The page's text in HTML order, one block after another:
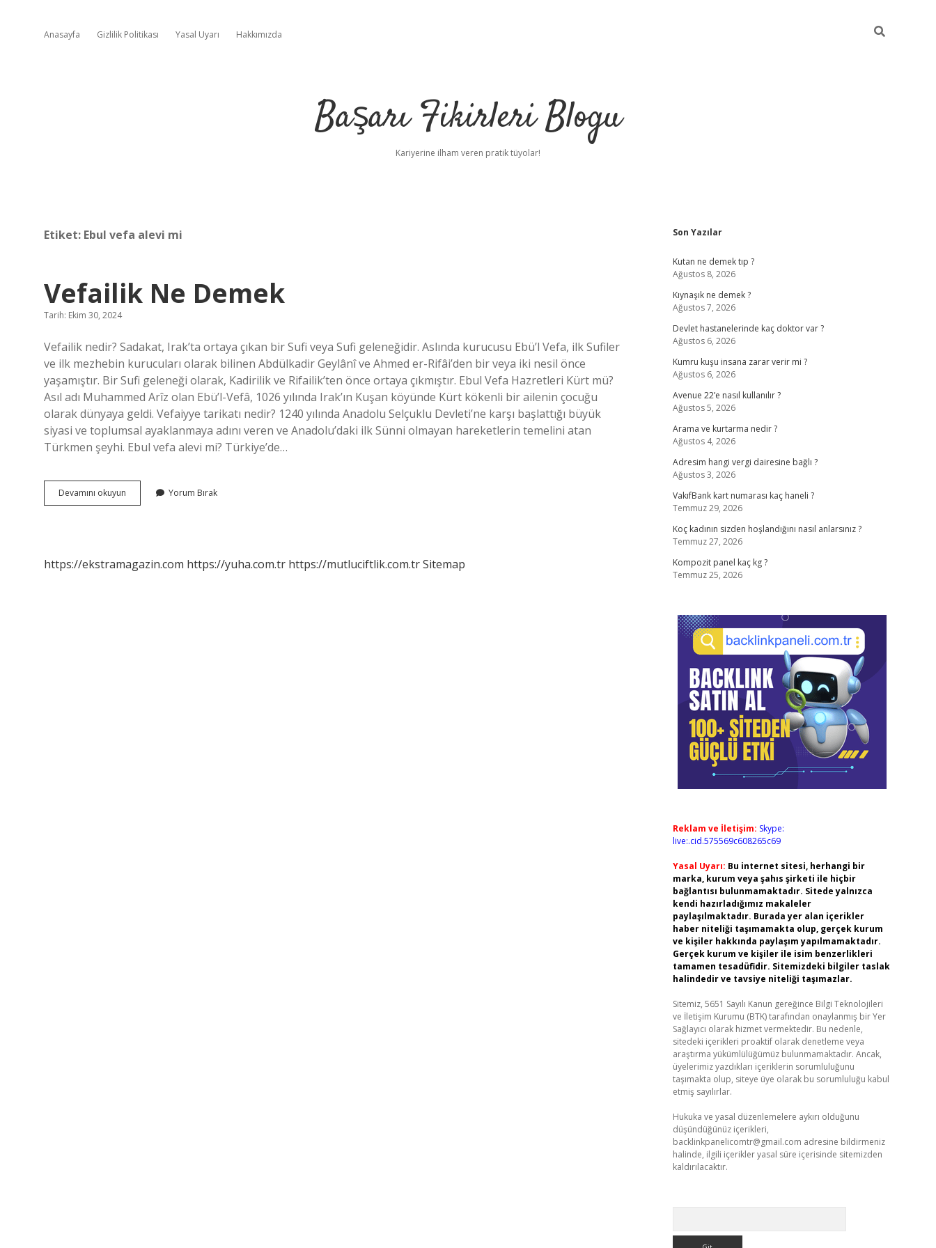
Anasayfa Gizlilik Politikası Yasal Uyarı Hakkımızda
Başarı Fikirleri Blogu
Kariyerine ilham veren pratik tüyolar!
Etiket: Ebul vefa alevi mi
Vefailik Ne Demek
Tarih: Ekim 30, 2024
Vefailik nedir? Sadakat, Irak’ta ortaya çıkan bir Sufi veya Sufi geleneğidir. Aslında kurucusu Ebü’l Vefa, ilk Sufiler
ve ilk mezhebin kurucuları olarak bilinen Abdülkadir Geylânî ve Ahmed er-Rifâi’den bir veya iki nesil önce
yaşamıştır. Bir Sufi geleneği olarak, Kadirilik ve Rifailik’ten önce ortaya çıkmıştır. Ebul Vefa Hazretleri Kürt mü?
Asıl adı Muhammed Arîz olan Ebü’l-Vefâ, 1026 yılında Irak’ın Kuşan köyünde Kürt kökenli bir ailenin çocuğu
olarak dünyaya geldi. Vefaiyye tarikatı nedir? 1240 yılında Anadolu Selçuklu Devleti’ne karşı başlattığı büyük
siyasi ve toplumsal ayaklanmaya adını veren ve Anadolu’daki ilk Sünni olmayan hareketlerin temelini atan
Türkmen şeyhi. Ebul vefa alevi mi? Türkiye’de…
Devamını okuyun
Ne
Yorum Bırak
https://ekstramagazin.com https://yuha.com.tr https://mutluciftlik.com.trSitemap
Sidebar
Son Yazılar
Kutan ne demek tıp ?
Ağustos 8, 2026
Kıynaşık ne demek ?
Ağustos 7, 2026
Devlet hastanelerinde kaç doktor var ?
Ağustos 6, 2026
Kumru kuşu insana zarar verir mi ?
Ağustos 6, 2026
Avenue 22’e nasıl kullanılır ?
Ağustos 5, 2026
Arama ve kurtarma nedir ?
Ağustos 4, 2026
Adresim hangi vergi dairesine bağlı ?
Ağustos 3, 2026
VakıfBank kart numarası kaç haneli ?
Temmuz 29, 2026
Koç kadının sizden hoşlandığını nasıl anlarsınız ?
Temmuz 27, 2026
Kompozit panel kaç kg ?
Temmuz 25, 2026
Reklam ve İletişim: Skype:
live:.cid.575569c608265c69
Yasal Uyarı: Bu internet sitesi, herhangi bir
marka, kurum veya şahıs şirketi ile hiçbir
bağlantısı bulunmamaktadır. Sitede yalnızca
kendi hazırladığımız makaleler
paylaşılmaktadır. Burada yer alan içerikler
haber niteliği taşımamakta olup, gerçek kurum
ve kişiler hakkında paylaşım yapılmamaktadır.
Gerçek kurum ve kişiler ile isim benzerlikleri
tamamen tesadüfidir. Sitemizdeki bilgiler taslak
halindedir ve tavsiye niteliği taşımazlar.
Sitemiz, 5651 Sayılı Kanun gereğince Bilgi Teknolojileri
ve İletişim Kurumu (BTK) tarafından onaylanmış bir Yer
Sağlayıcı olarak hizmet vermektedir. Bu nedenle,
sitedeki içerikleri proaktif olarak denetleme veya
araştırma yükümlülüğümüz bulunmamaktadır. Ancak,
üyelerimiz yazdıkları içeriklerin sorumluluğunu
taşımakta olup, siteye üye olarak bu sorumluluğu kabul
etmiş sayılırlar.
Hukuka ve yasal düzenlemelere aykırı olduğunu
düşündüğünüz içerikleri,
backlinkpanelicomtr@gmail.com adresine bildirmeniz
halinde, ilgili içerikler yasal süre içerisinde sitemizden
kaldırılacaktır.